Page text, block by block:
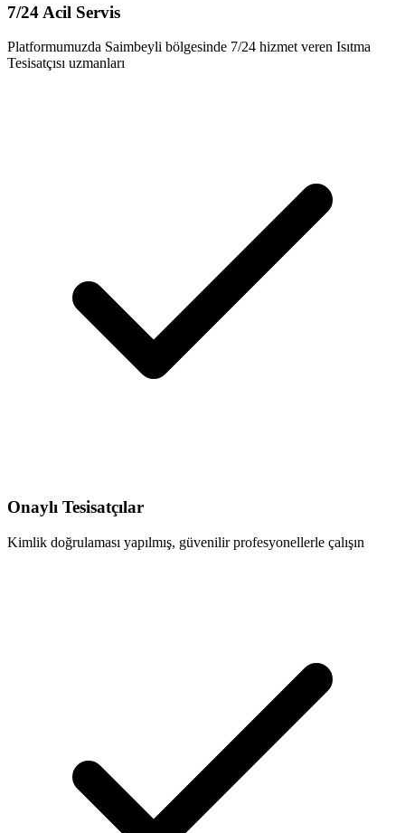
7/24 Acil Servis
Platformumuzda Saimbeyli bölgesinde 7/24 hizmet veren Isıtma
Tesisatçısı uzmanları
Onaylı Tesisatçılar
Kimlik doğrulaması yapılmış, güvenilir profesyonellerle çalışın